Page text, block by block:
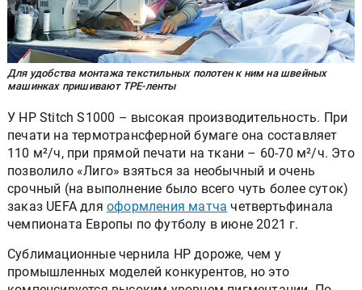
Для удобства монтажа текстильных полотен к ним на швейных
машинках пришивают TPE-ленты
У HP Stitch S1000 – высокая производительность. При
печати на термотрансферной бумаге она составляет
110 м²/ч, при прямой печати на ткани – 60-70 м²/ч. Это
позволило «Лиго» взяться за необычный и очень
срочный (на выполнение было всего чуть более суток)
заказ UEFA для оформления матча четвертьфинала
чемпионата Европы по футболу в июне 2021 г.
Сублимационные чернила HP дороже, чем у
промышленных моделей конкурентов, но это